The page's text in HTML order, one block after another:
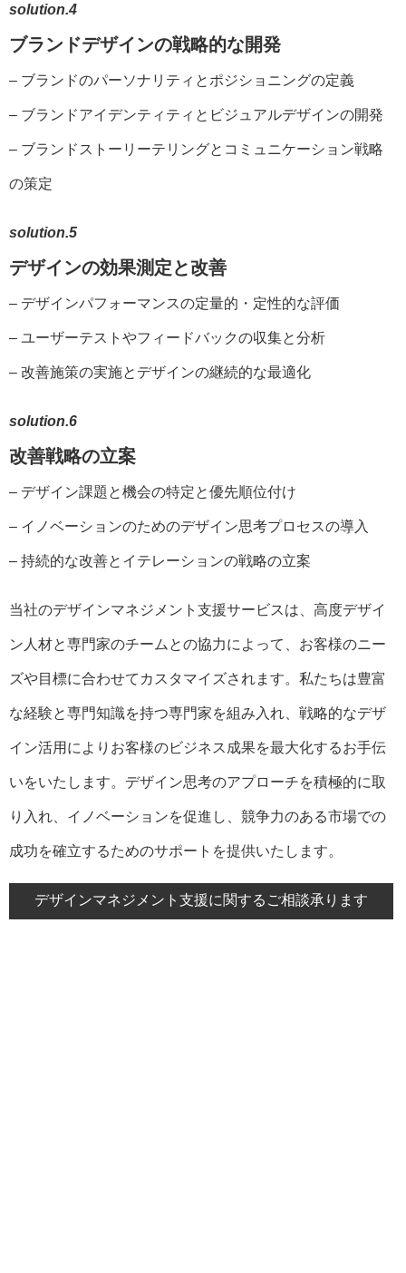
solution.4
ブランドデザインの戦略的な開発
– ブランドのパーソナリティとポジショニングの定義
– ブランドアイデンティティとビジュアルデザインの開発
– ブランドストーリーテリングとコミュニケーション戦略
の策定
solution.5
デザインの効果測定と改善
– デザインパフォーマンスの定量的・定性的な評価
– ユーザーテストやフィードバックの収集と分析
– 改善施策の実施とデザインの継続的な最適化
solution.6
改善戦略の立案
– デザイン課題と機会の特定と優先順位付け
– イノベーションのためのデザイン思考プロセスの導入
– 持続的な改善とイテレーションの戦略の立案
当社のデザインマネジメント支援サービスは、高度デザイ
ン人材と専門家のチームとの協力によって、お客様のニー
ズや目標に合わせてカスタマイズされます。私たちは豊富
な経験と専門知識を持つ専門家を組み入れ、戦略的なデザ
イン活用によりお客様のビジネス成果を最大化するお手伝
いをいたします。デザイン思考のアプローチを積極的に取
り入れ、イノベーションを促進し、競争力のある市場での
成功を確立するためのサポートを提供いたします。
デザインマネジメント支援に関するご相談承ります